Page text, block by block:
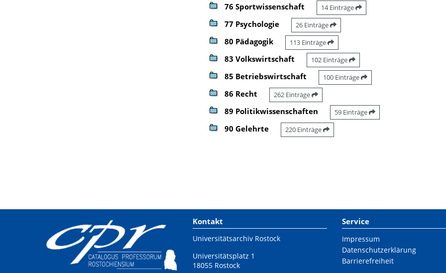
76 Sportwissenschaft 14 Einträge
77 Psychologie 26 Einträge
80 Pädagogik 113 Einträge
83 Volkswirtschaft 102 Einträge
85 Betriebswirtschaft 100 Einträge
86 Recht 262 Einträge
89 Politikwissenschaften 59 Einträge
90 Gelehrte 220 Einträge
Kontakt
Universitätsarchiv Rostock
Universitätsplatz 1
18055 Rostock
Service
Impressum
Datenschutzerklärung
Barrierefreiheit